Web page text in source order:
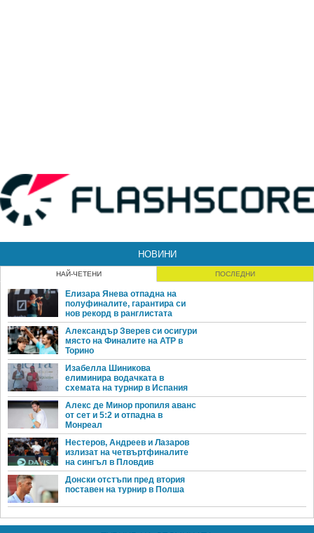
НОВИНИ
НАЙ-ЧЕТЕНИ ПОСЛЕДНИ
Елизара Янева отпадна на
полуфиналите, гарантира си
нов рекорд в ранглистата
Александър Зверев си осигури
място на Финалите на ATP в
Торино
Изабелла Шиникова
елиминира водачката в
схемата на турнир в Испания
Алекс де Минор пропиля аванс
от сет и 5:2 и отпадна в
Монреал
Нестеров, Андреев и Лазаров
излизат на четвъртфиналите
на сингъл в Пловдив
Донски отстъпи пред втория
поставен на турнир в Полша